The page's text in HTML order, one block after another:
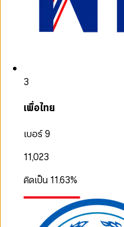
3
เพื่อไทย
เบอร์ 9
11,023
คิดเป็น 11.63%